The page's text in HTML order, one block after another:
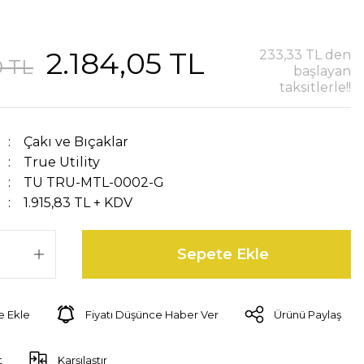
TL 2.184,05 TL
233,33 TL den
başlayan
taksitlerle!!
Çakı ve Bıçaklar
True Utility
TU TRU-MTL-0002-G
1.915,83 TL + KDV
Sepete Ekle
Fiyatı Düşünce Haber Ver Ürünü Paylaş
Karşılaştır